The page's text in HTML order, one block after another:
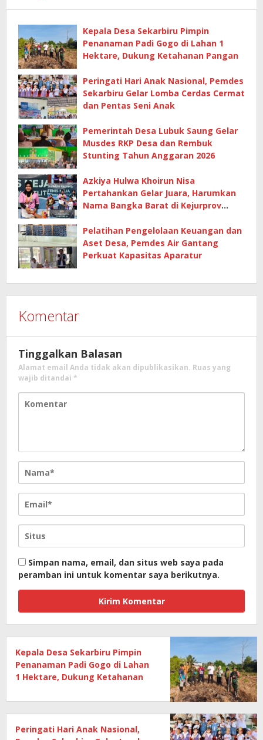
Kepala Desa Sekarbiru Pimpin
Penanaman Padi Gogo di Lahan 1
Hektare, Dukung Ketahanan Pangan
Peringati Hari Anak Nasional, Pemdes
Sekarbiru Gelar Lomba Cerdas Cermat
dan Pentas Seni Anak
Pemerintah Desa Lubuk Saung Gelar
Musdes RKP Desa dan Rembuk
Stunting Tahun Anggaran 2026
Azkiya Hulwa Khoirun Nisa
Pertahankan Gelar Juara, Harumkan
Nama Bangka Barat di Kejurprov
Pelatihan Pengelolaan Keuangan dan
Aset Desa, Pemdes Air Gantang
Perkuat Kapasitas Aparatur
Komentar
Tinggalkan Balasan
Alamat email Anda tidak akan dipublikasikan. Ruas yang
wajib ditandai *
Simpan nama, email, dan situs web saya pada
peramban ini untuk komentar saya berikutnya.
Kepala Desa Sekarbiru Pimpin
Penanaman Padi Gogo di Lahan
1 Hektare, Dukung Ketahanan
Peringati Hari Anak Nasional,